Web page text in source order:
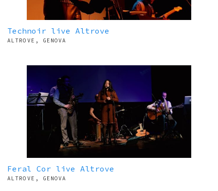
Technoir live Altrove
ALTROVE, GENOVA
Feral Cor live Altrove
ALTROVE, GENOVA